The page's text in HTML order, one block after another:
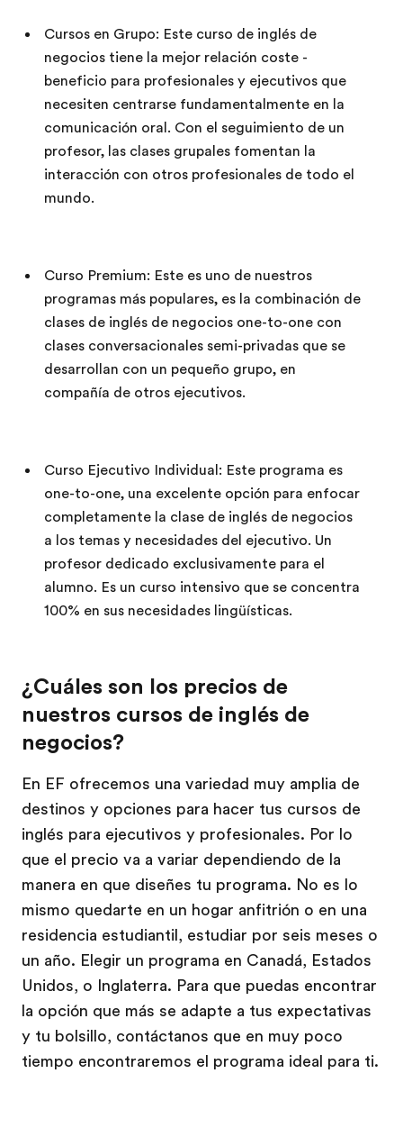
Cursos en Grupo: Este curso de inglés de
negocios tiene la mejor relación coste -
beneficio para profesionales y ejecutivos que
necesiten centrarse fundamentalmente en la
comunicación oral. Con el seguimiento de un
profesor, las clases grupales fomentan la
interacción con otros profesionales de todo el
mundo.
Curso Premium: Este es uno de nuestros
programas más populares, es la combinación de
clases de inglés de negocios one-to-one con
clases conversacionales semi-privadas que se
desarrollan con un pequeño grupo, en
compañía de otros ejecutivos.
Curso Ejecutivo Individual: Este programa es
one-to-one, una excelente opción para enfocar
completamente la clase de inglés de negocios
a los temas y necesidades del ejecutivo. Un
profesor dedicado exclusivamente para el
alumno. Es un curso intensivo que se concentra
100% en sus necesidades lingüísticas.
¿Cuáles son los precios de
nuestros cursos de inglés de
negocios?
En EF ofrecemos una variedad muy amplia de
destinos y opciones para hacer tus cursos de
inglés para ejecutivos y profesionales. Por lo
que el precio va a variar dependiendo de la
manera en que diseñes tu programa. No es lo
mismo quedarte en un hogar anfitrión o en una
residencia estudiantil, estudiar por seis meses o
un año. Elegir un programa en Canadá, Estados
Unidos, o Inglaterra. Para que puedas encontrar
la opción que más se adapte a tus expectativas
y tu bolsillo, contáctanos que en muy poco
tiempo encontraremos el programa ideal para ti.